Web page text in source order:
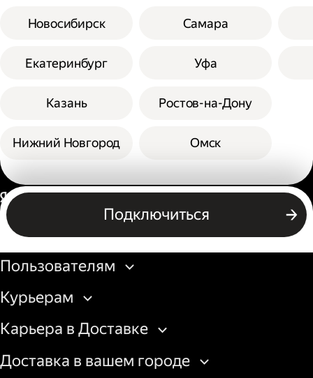
Новосибирск
Екатеринбург
Казань
Нижний Новгород
Самара
Уфа
Ростов-на-Дону
Омск
Подключиться
Россия
Бизнесу
Пользователям
Курьерам
Карьера в Доставке
Доставка в вашем городе